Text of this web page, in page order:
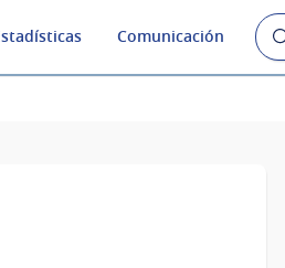
Comunicación